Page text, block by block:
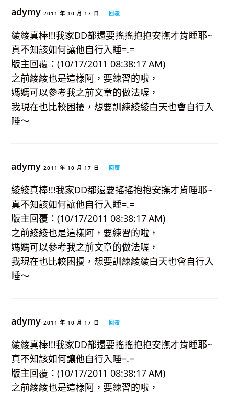
adymy2011 年 10 月 17 日 回覆
綾綾真棒!!!我家DD都還要搖搖抱抱安撫才肯睡耶~
真不知該如何讓他自行入睡=.=
版主回覆：(10/17/2011 08:38:17 AM)
之前綾綾也是這樣阿，要練習的啦，
媽媽可以參考我之前文章的做法喔，
我現在也比較困擾，想要訓練綾綾白天也會自行入
睡～
adymy2011 年 10 月 17 日 回覆
綾綾真棒!!!我家DD都還要搖搖抱抱安撫才肯睡耶~
真不知該如何讓他自行入睡=.=
版主回覆：(10/17/2011 08:38:17 AM)
之前綾綾也是這樣阿，要練習的啦，
媽媽可以參考我之前文章的做法喔，
我現在也比較困擾，想要訓練綾綾白天也會自行入
睡～
adymy2011 年 10 月 17 日 回覆
綾綾真棒!!!我家DD都還要搖搖抱抱安撫才肯睡耶~
真不知該如何讓他自行入睡=.=
版主回覆：(10/17/2011 08:38:17 AM)
之前綾綾也是這樣阿，要練習的啦，